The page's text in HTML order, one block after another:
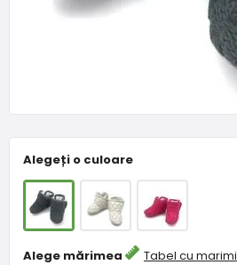
Alegeți o culoare
Alege mărimea Tabel cu marimi